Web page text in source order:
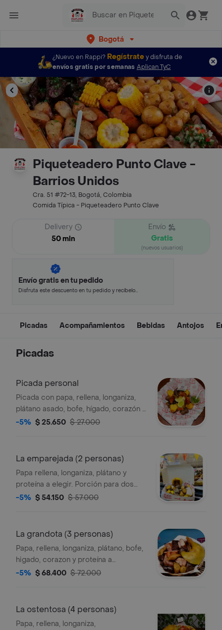
Bogotá
¿Nuevo en Rappi? Regístratey disfruta de
envíos gratis por semanas Aplican TyC
Piqueteadero Punto Clave -
Barrios Unidos
Cra. 51 #72-13, Bogotá, Colombia
Comida Típica - Piqueteadero Punto Clave
Delivery
50 min
Envío
Gratis
(nuevos usuarios)
Envío gratis en tu pedido
Disfruta este descuento en tu pedido y recíbelo
Picadas Acompañamientos Bebidas Antojos
Picadas
Picada personal
Picada con papa, rellena, longaniza,
plátano asado, bofe, hígado, corazón y
buche.
-5% $ 25.650 $ 27.000
La emparejada (2 personas)
Papa rellena, longaniza, plátano y
proteína a elegir. Porción para dos
personas.
-5% $ 54.150 $ 57.000
La grandota (3 personas)
Papa, rellena, longaniza, plátano, bofe,
higado, corazon y proteína a
elegir(carne de cerdo o gallina) para
-5% $ 68.400 $ 72.000
La ostentosa (4 personas)
Papa, rellena, longaniza,